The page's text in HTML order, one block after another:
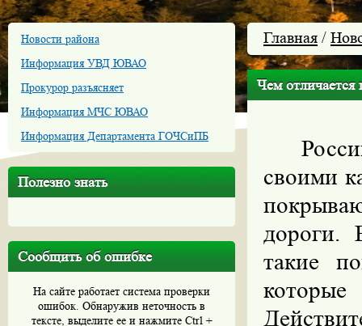
Новости района
Информация УВД ЮВАО
Прокурор разъясняет
Информация МЧС ЮВАО
Информация Департамента ГОЧСиПБ
Полезно знать
Сообщить об ошибке
На сайте работает система проверки
ошибок. Обнаружив неточность в
тексте, выделите ее и нажмите Ctrl +
Главная /
Чем отличается
своими
дороги.
такие